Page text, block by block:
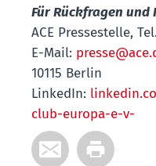
Für Rückfragen
ACE Pressestelle,
E-Mail:
10115 Berlin
LinkedIn:
club-europa-e-v-